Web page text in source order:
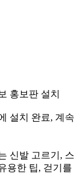
홍보판 설치
설치 완료, 계속
신발 고르기, 스
용한 팁, 걷기를